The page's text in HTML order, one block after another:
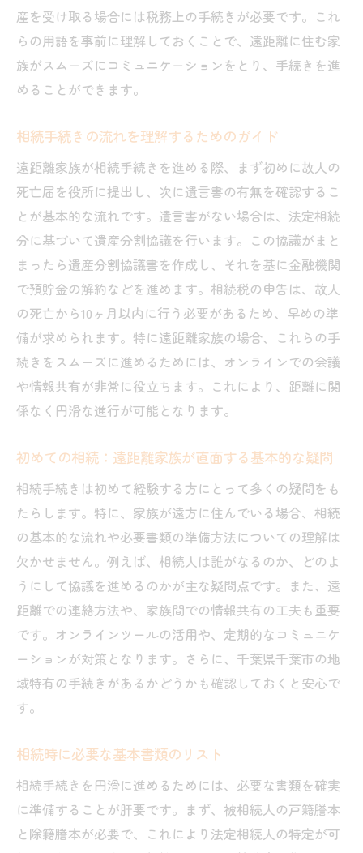
け
連絡手段の選択が相続に与える影響
相続手続きを円滑に進めるための事前準備
事前準備としての相続関係図の作成法
相続財産のリストアップと評価の方法
相続手続きに必要な書類の準備
予期せぬトラブルを避けるための事前策
遠距離家族が準備すべき相続手続きの優先
事項
書類のやり取りがスムーズに行える方法
相続書類を迅速に送付するための方法
デジタル化した書類管理の利点とその実施
方法
郵送中の書類紛失を防ぐための対策
相続手続きにおける書類の安全な管理
遠距離家族間での書類共有の工夫
遠距離家族が直面する相続の課題とその対策
家族間の距離がもたらす心理的な課題とは
遠距離相続に伴う法的課題とその対処法
時間差によるコミュニケーションの壁を突
破する方法
相続財産の管理における地理的課題
遠距離家族間の信頼関係を維持する方法
千葉市独自の相続手続きに必要な書類リス
ト
地方自治体への申請における注意点
千葉市での相続税申告に関する留意事項
産を受け取る場合には税務上の手続きが必要です。これ
らの用語を事前に理解しておくことで、遠距離に住む家
族がスムーズにコミュニケーションをとり、手続きを進
めることができます。
相続手続きの流れを理解するためのガイド
遠距離家族が相続手続きを進める際、まず初めに故人の
死亡届を役所に提出し、次に遺言書の有無を確認するこ
とが基本的な流れです。遺言書がない場合は、法定相続
分に基づいて遺産分割協議を行います。この協議がまと
まったら遺産分割協議書を作成し、それを基に金融機関
で預貯金の解約などを進めます。相続税の申告は、故人
の死亡から10ヶ月以内に行う必要があるため、早めの準
備が求められます。特に遠距離家族の場合、これらの手
続きをスムーズに進めるためには、オンラインでの会議
や情報共有が非常に役立ちます。これにより、距離に関
係なく円滑な進行が可能となります。
初めての相続：遠距離家族が直面する基本的な疑問
相続手続きは初めて経験する方にとって多くの疑問をも
たらします。特に、家族が遠方に住んでいる場合、相続
の基本的な流れや必要書類の準備方法についての理解は
欠かせません。例えば、相続人は誰がなるのか、どのよ
うにして協議を進めるのかが主な疑問点です。また、遠
距離での連絡方法や、家族間での情報共有の工夫も重要
です。オンラインツールの活用や、定期的なコミュニケ
ーションが対策となります。さらに、千葉県千葉市の地
域特有の手続きがあるかどうかも確認しておくと安心で
す。
相続時に必要な基本書類のリスト
相続手続きを円滑に進めるためには、必要な書類を確実
に準備することが肝要です。まず、被相続人の戸籍謄本
と除籍謄本が必要で、これにより法定相続人の特定が可